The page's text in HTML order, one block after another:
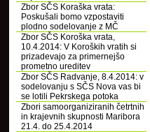
Zbor SČS Koraška vrata:
Poskušali bomo vzpostaviti
plodno sodelovanje z MČ
Zbor SČS Koroška vrata,
10.4.2014: V Koroških vratih si
prizadevajo za primernejšo
prometno ureditev
Zbor SČS Radvanje, 8.4.2014: v
sodelovanju s SČS Nova vas bi
se lotili Pekrskega potoka
Zbori samoorganiziranih četrtnih
in krajevnih skupnosti Maribora
21.4. do 25.4.2014